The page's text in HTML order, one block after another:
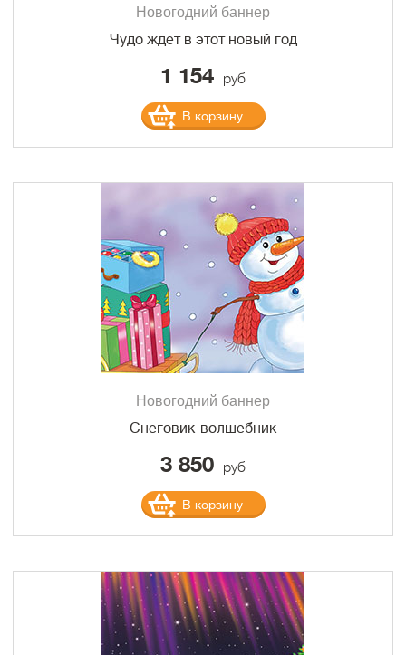
Новогодний баннер
Чудо ждет в этот новый год
1 154 руб
В корзину
Новогодний баннер
Снеговик-волшебник
3 850 руб
В корзину